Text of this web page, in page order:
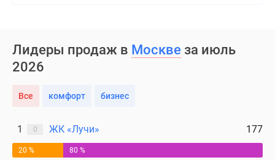
Лидеры продаж в Москве за июль
2026
Все комфорт бизнес
1 0 ЖК «Лучи» 177
20 % 80 %